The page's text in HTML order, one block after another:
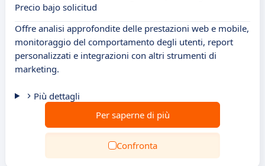
Precio bajo solicitud
Offre analisi approfondite delle prestazioni web e mobile,
monitoraggio del comportamento degli utenti, report
personalizzati e integrazioni con altri strumenti di
marketing.
Più dettagli
Per saperne di più
Confronta